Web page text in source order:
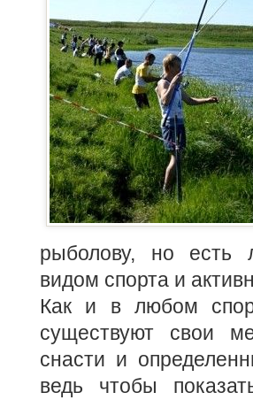
рыболову, но есть
видом спорта и
Как и в любом
существуют свои
снасти и
ведь чтобы